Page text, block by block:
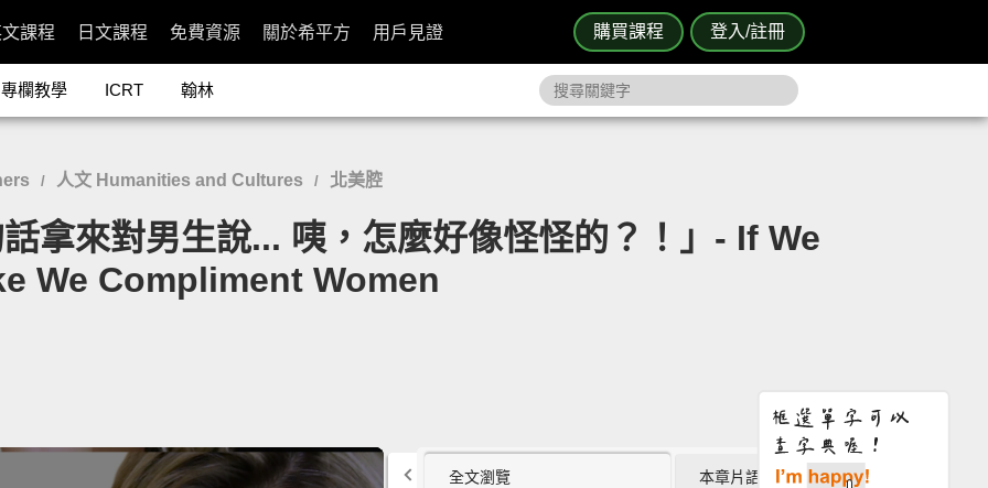
購買課程 登入/註冊
課程 日文課程 免費資源 關於希平方 用戶見證
專欄教學 ICRT 翰林
/ 人文 Humanities and Cultures / 北美腔
拿來對男生說... 咦，怎麼好像怪怪的？！」- If We
We Compliment Women
全文瀏覽 本章片語 (0)